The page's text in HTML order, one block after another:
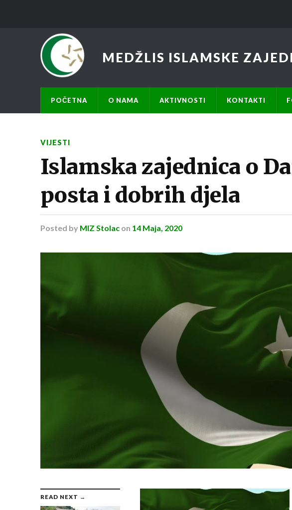
MEDŽLIS ISLAMSKE
POČETNA O NAMA AKTIVNOSTI KONTAKTI
VIJESTI
Islamska zajednica o
posta i dobrih djela
Posted by MIZ Stolac on 14 Maja, 2020
READ NEXT →